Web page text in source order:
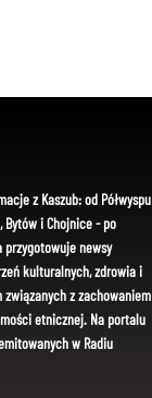
z Kaszub: od Półwyspu
Bytów i Chojnice - po
przygotowuje newsy
kulturalnych, zdrowia i
z zachowaniem
etnicznej. Na portalu
w Radiu